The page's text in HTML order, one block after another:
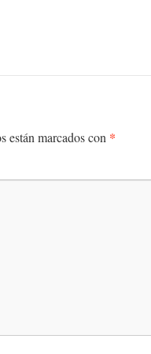
están marcados con *